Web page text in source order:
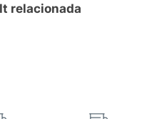
relacionada